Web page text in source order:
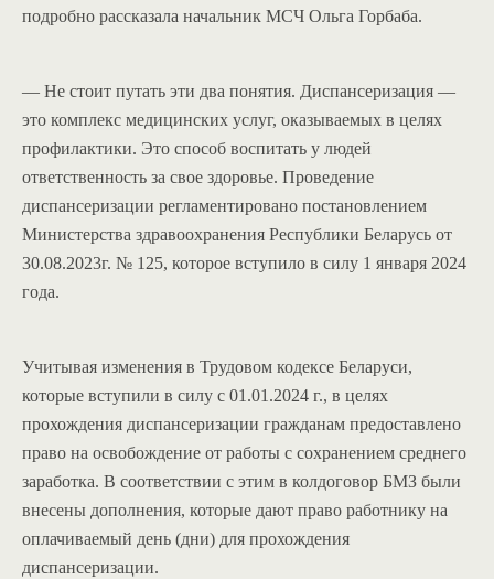
подробно рассказала начальник МСЧ Ольга Горбаба.
— Не стоит путать эти два понятия. Диспансеризация —
это комплекс медицинских услуг, оказываемых в целях
профилактики. Это способ воспитать у людей
ответственность за свое здоровье. Проведение
диспансеризации регламентировано постановлением
Министерства здравоохранения Республики Беларусь от
30.08.2023г. № 125, которое вступило в силу 1 января 2024
года.
Учитывая изменения в Трудовом кодексе Беларуси,
которые вступили в силу с 01.01.2024 г., в целях
прохождения диспансеризации гражданам предоставлено
право на освобождение от работы с сохранением среднего
заработка. В соответствии с этим в колдоговор БМЗ были
внесены дополнения, которые дают право работнику на
оплачиваемый день (дни) для прохождения
диспансеризации.